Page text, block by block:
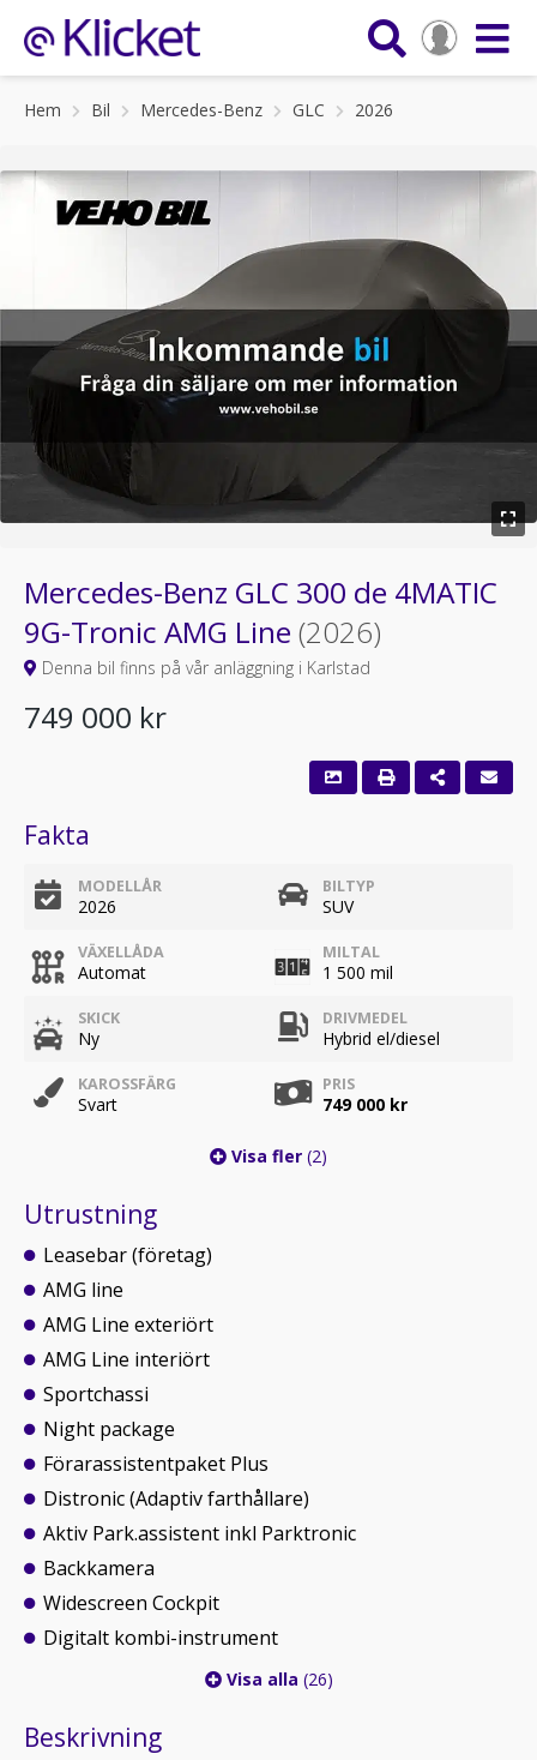
Hem Bil Mercedes-Benz GLC 2026
Mercedes-Benz GLC 300 de 4MATIC
9G-Tronic AMG Line (2026)
Denna bil finns på vår anläggning i Karlstad
749 000 kr
Fakta
MODELLÅR
2026
BILTYP
SUV
VÄXELLÅDA
Automat
MILTAL
1 500 mil
SKICK
Ny
DRIVMEDEL
Hybrid el/diesel
KAROSSFÄRG
Svart
PRIS
749 000 kr
Visa fler (2)
Utrustning
Leasebar (företag)
AMG line
AMG Line exteriört
AMG Line interiört
Sportchassi
Night package
Förarassistentpaket Plus
Distronic (Adaptiv farthållare)
Aktiv Park.assistent inkl Parktronic
Backkamera
Widescreen Cockpit
Digitalt kombi-instrument
Visa alla (26)
Beskrivning